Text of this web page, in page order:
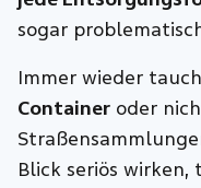
sogar
Immer wieder
Container oder
Blick seriös